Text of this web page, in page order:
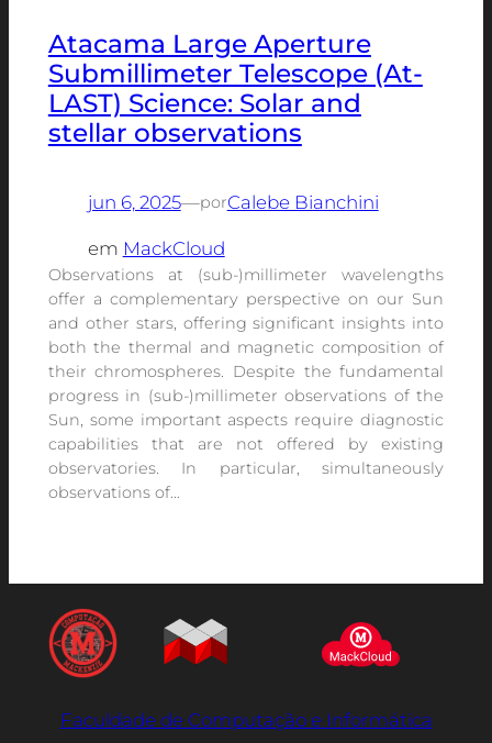
Atacama Large Aperture
Submillimeter Telescope (At-
LAST) Science: Solar and
stellar observations
jun 6, 2025—porCalebe Bianchini
em MackCloud
Observations at (sub-)millimeter wavelengths
offer a complementary perspective on our Sun
and other stars, offering significant insights into
both the thermal and magnetic composition of
their chromospheres. Despite the fundamental
progress in (sub-)millimeter observations of the
Sun, some important aspects require diagnostic
capabilities that are not offered by existing
observatories. In particular, simultaneously
observations of…
Faculdade de Computação e Informática